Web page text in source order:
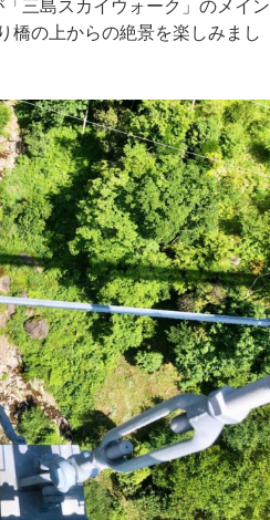
三島スカイウォーク」のメイン
橋の上からの絶景を楽しみまし